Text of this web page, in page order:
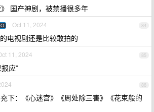
》 国产神剧，被禁播很多年
84
Oct 11, 2024
电视剧还是比较敢拍的
85
11, 2024
应”
86
下：《心迷宫》《周处除三害》《花束般的